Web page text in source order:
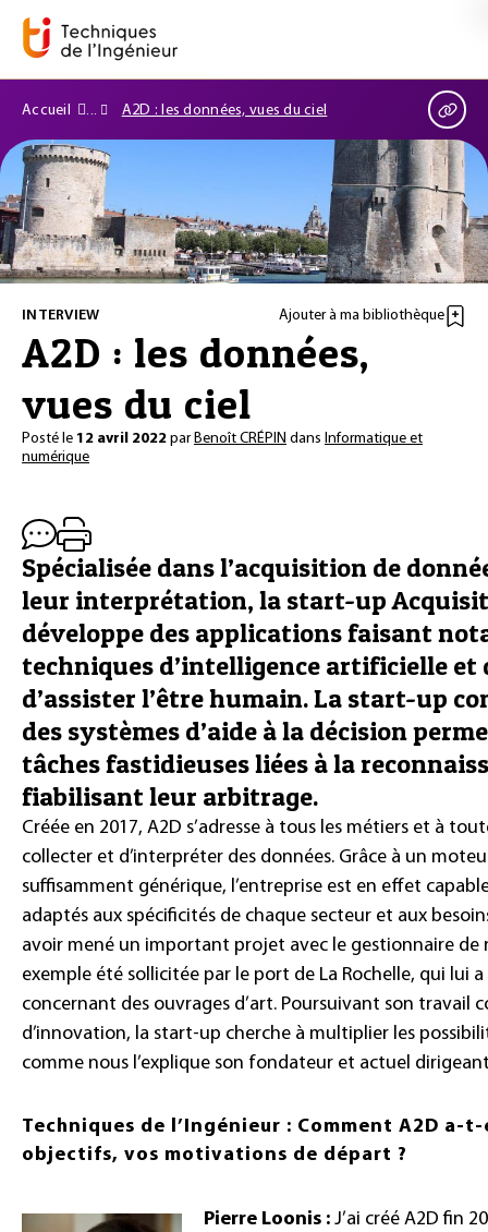
Accueil A2D : les données, vues du ciel
INTERVIEW Ajouter à ma bibliothèque
A2D : les données,
vues du ciel
Posté le 12 avril 2022 parBenoît CRÉPIN dans Informatique et
numérique
Spécialisée dans l’acquisition de
leur interprétation, la start-up
développe des applications faisant
techniques d’intelligence artificielle
d’assister l’être humain. La start-up
des systèmes d’aide à la décision
tâches fastidieuses liées à la
fiabilisant leur arbitrage.
Créée en 2017, A2D s’adresse à tous les métiers et à
collecter et d’interpréter des données. Grâce à un
suffisamment générique, l’entreprise est en effet
adaptés aux spécificités de chaque secteur et aux
avoir mené un important projet avec le gestionnaire de
exemple été sollicitée par le port de La Rochelle, qui lui
concernant des ouvrages d’art. Poursuivant son travail
d’innovation, la start-up cherche à multiplier les
comme nous l’explique son fondateur et actuel
Techniques de l’Ingénieur : Comment A2D a-
objectifs, vos motivations de départ ?
Pierre Loonis : J’ai créé A2D fin